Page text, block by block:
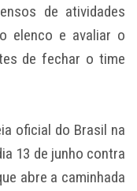
de atividades
elenco e avaliar o
de fechar o time
oficial do Brasil na
13 de junho contra
abre a caminhada